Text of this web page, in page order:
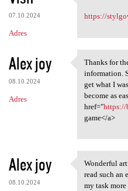
07.10.2024
Adres
Thanks for
https://
Alex joy
08.10.2024
Adres
Thanks for
Thanks for
information.
get what I
become as
href="https://
game</a>
Alex joy
08.10.2024
Wonderful
Wonderful
read such an
my task